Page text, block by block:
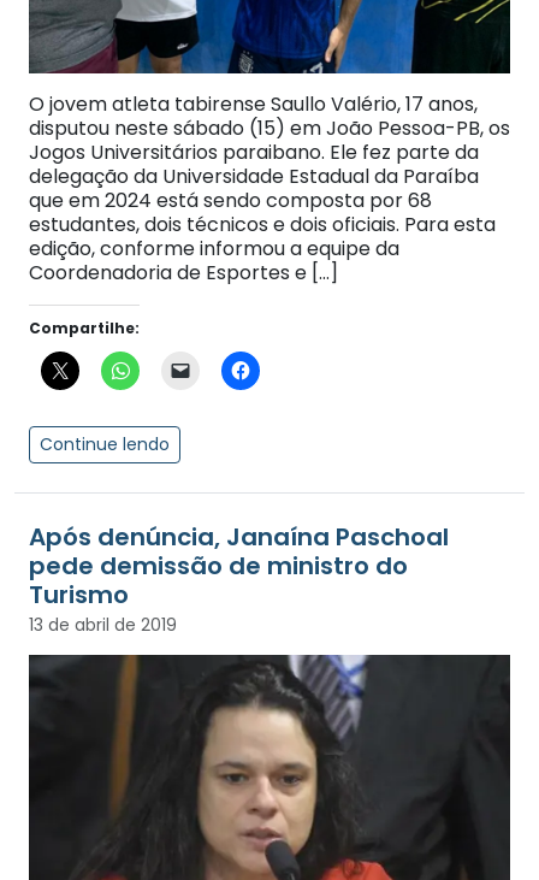
O jovem atleta tabirense Saullo Valério, 17 anos,
disputou neste sábado (15) em João Pessoa-PB, os
Jogos Universitários paraibano. Ele fez parte da
delegação da Universidade Estadual da Paraíba
que em 2024 está sendo composta por 68
estudantes, dois técnicos e dois oficiais. Para esta
edição, conforme informou a equipe da
Coordenadoria de Esportes e […]
Compartilhe:
Continue lendo
Após denúncia, Janaína Paschoal
pede demissão de ministro do
Turismo
13 de abril de 2019